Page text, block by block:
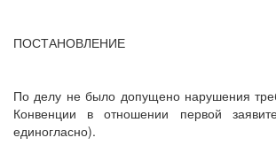
ПОСТАНОВЛЕНИЕ
По делу не было допущено нарушения
Конвенции в отношении первой
единогласно).